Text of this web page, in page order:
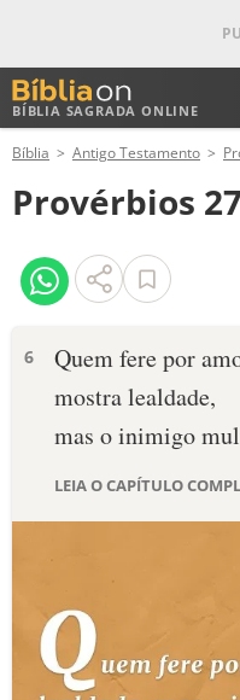
BÍBLIA SAGRADA ONLINE
ANTIGO TESTAMENTO
NOVO TESTAMENTO
VERSÍCULOS
PALAVRA DO DIA
DEVOCIONAL DIÁRIO
ESTUDOS BÍBLICOS
Bíblia Antigo Testamento
Provérbios
6
Quem fere por
mostra lealdade,
mas o inimigo
LEIA O CAPÍTULO